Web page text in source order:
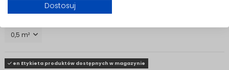
Dostosuj
en Etykieta produktów dostępnych w magazynie